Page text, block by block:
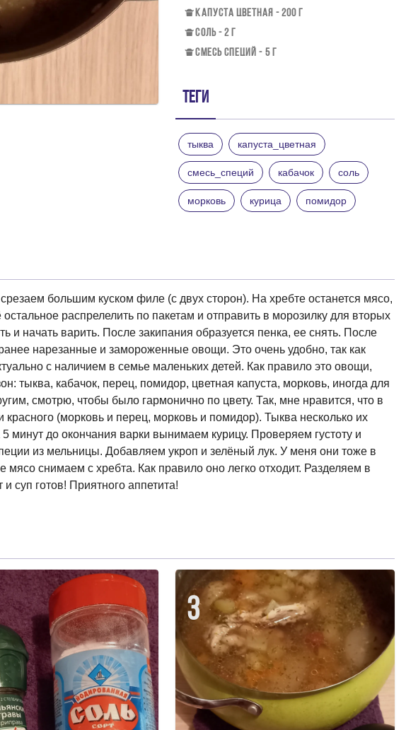
КАПУСТА ЦВЕТНАЯ - 200 Г
СОЛЬ - 2 Г
СМЕСЬ СПЕЦИЙ - 5 Г
Теги
тыква капуста_цветная
смесь_специй кабачок соль
морковь курица помидор
большим куском филе (с двух сторон). На хребте останется мясо,
распрелелить по пакетам и отправить в морозилку для вторых
и начать варить. После закипания образуется пенка, ее снять. После
нарезанные и замороженные овощи. Это очень удобно, так как
с наличием в семье маленьких детей. Как правило это овощи,
тыква, кабачок, перец, помидор, цветная капуста, морковь, иногда для
смотрю, чтобы было гармонично по цвету. Так, мне нравится, что в
(морковь и перец, морковь и помидор). Тыква несколько их
минут до окончания варки вынимаем курицу. Проверяем густоту и
из мельницы. Добавляем укроп и зелёный лук. У меня они тоже в
снимаем с хребта. Как правило оно легко отходит. Разделяем в
суп готов! Приятного аппетита!
3